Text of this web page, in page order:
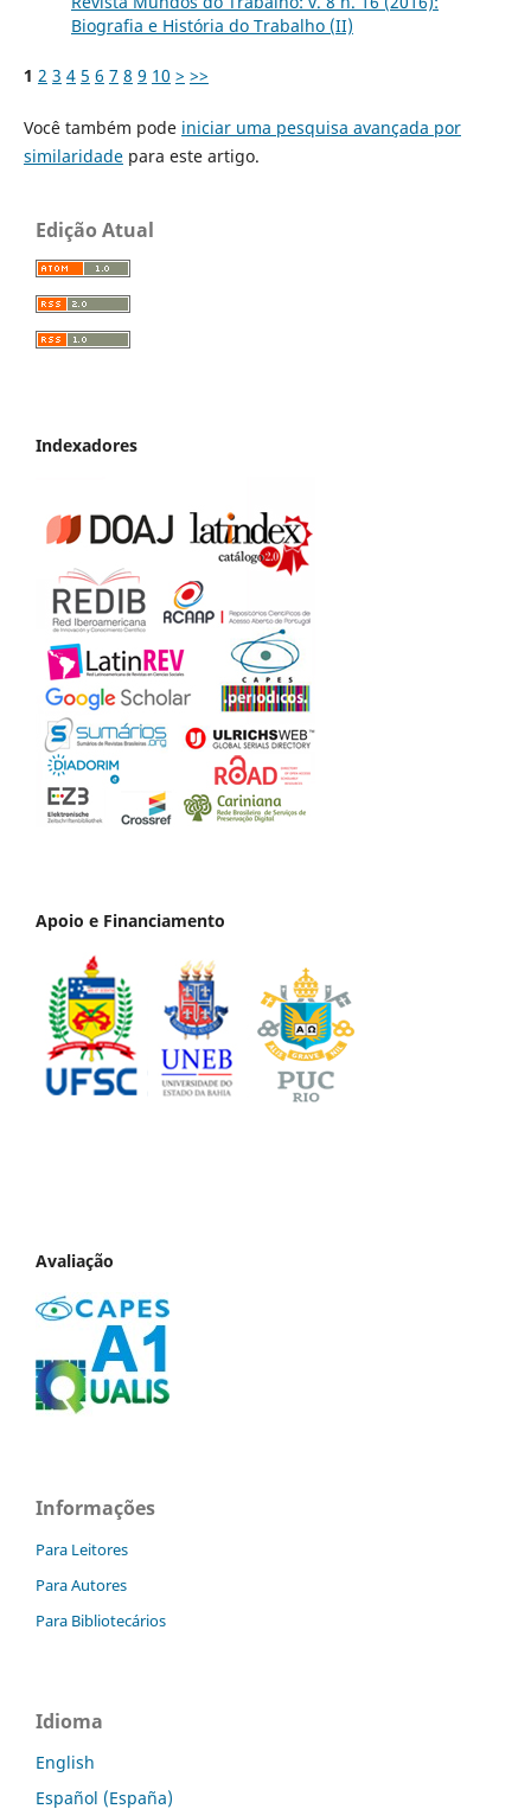
Biografia e História do Trabalho (II)
1 2 3 4 5 6 7 8 9 10 > >>
Você também pode iniciar uma pesquisa avançada por
similaridadepara este artigo.
Edição Atual
Indexadores
Apoio e Financiamento
Avaliação
Informações
Para Leitores
Para Autores
Para Bibliotecários
Idioma
English
Español (España)